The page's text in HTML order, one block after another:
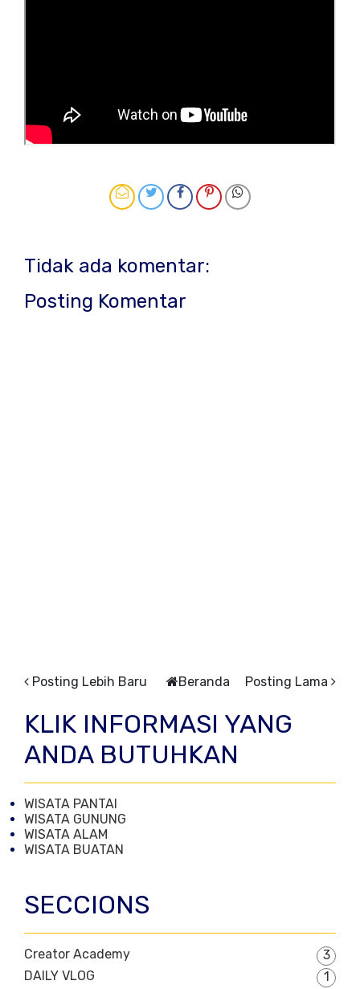
Tidak ada komentar:
Posting Komentar
Posting Lebih Baru Posting Lama
Beranda
KLIK INFORMASI YANG
ANDA BUTUHKAN
WISATA PANTAI
WISATA GUNUNG
WISATA ALAM
WISATA BUATAN
SECCIONS
Creator Academy
3
DAILY VLOG
1